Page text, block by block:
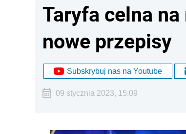
Taryfa celna
nowe przepisy
Subskrybuj nas na Youtube
09 stycznia 2023, 15:09